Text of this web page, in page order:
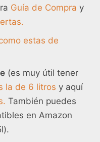
Guía de Compra y
estas de
(es muy útil tener
la de 6 litros y aquí
También puedes
en Amazon